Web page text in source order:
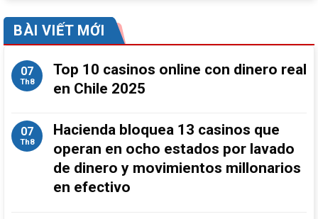
BÀI VIẾT MỚI
07
Th8
Top 10 casinos online con dinero real
en Chile 2025
07
Th8
Hacienda bloquea 13 casinos que
operan en ocho estados por lavado
de dinero y movimientos millonarios
en efectivo